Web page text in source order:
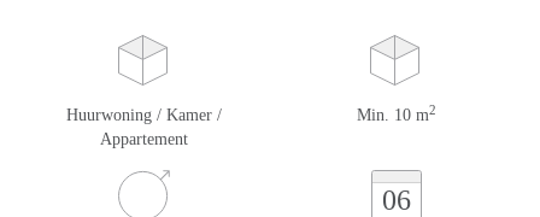
Huurwoning / Kamer /
Appartement
Min. 10 m2
06